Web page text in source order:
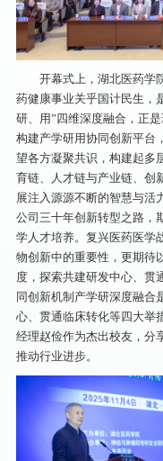
开幕式上，湖北医药学
药健康事业关乎国计民生，
研、用”四维深度融合，正
构建产学研用协同创新平台
望各方凝聚共识，构建起多
育链、人才链与产业链、创
展注入源源不断的智慧与活
公司三十年创新转型之路，
学人才培养。复兴医药医学
物创新中的重要性，更期待
度，探索共建研发中心、贯
同创新机制产学研深度融合
心、贯通临床转化等四大举
经理赵俭作为杰出校友，分
推动行业进步。